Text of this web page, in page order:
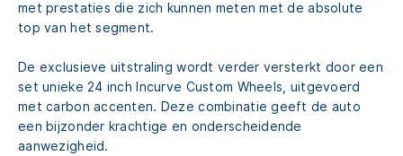
met prestaties die zich kunnen meten met de absolute
top van het segment.
De exclusieve uitstraling wordt verder versterkt door een
set unieke 24 inch Incurve Custom Wheels, uitgevoerd
met carbon accenten. Deze combinatie geeft de auto
een bijzonder krachtige en onderscheidende
aanwezigheid.